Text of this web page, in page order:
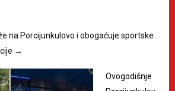
na Porcijunkulovo i obogaćuje sportske
→
Ovogodišnje